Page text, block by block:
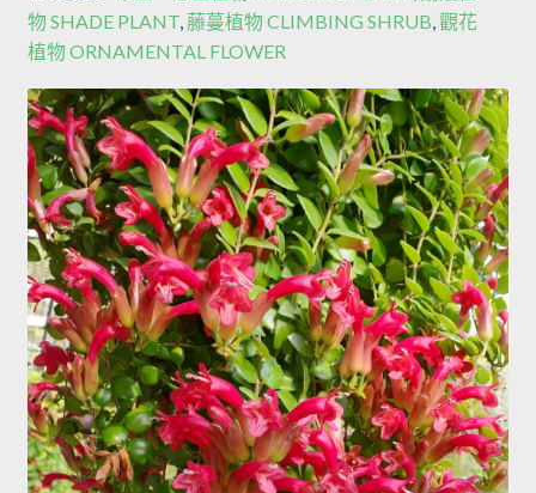
物 SHADE PLANT, 藤蔓植物 CLIMBING SHRUB,觀花
植物 ORNAMENTAL FLOWER